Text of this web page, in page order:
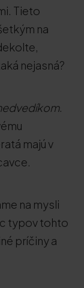
Tieto
na
nejasná?
.
majú v
na mysli
typov tohto
príčiny a